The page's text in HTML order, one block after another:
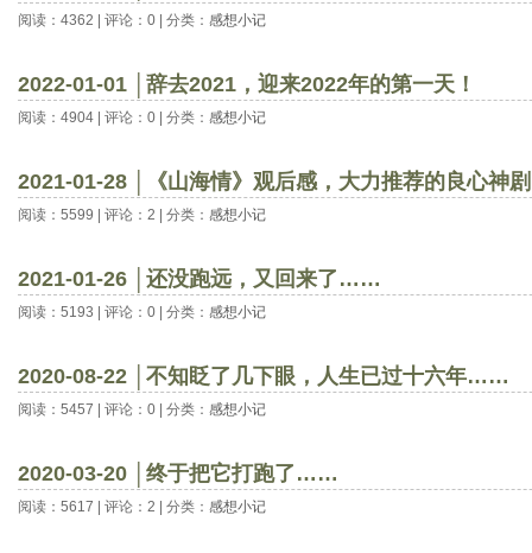
阅读：4362 | 评论：0 | 分类： 感想小记
2022-01-01 │辞去2021，迎来2022年的第一天！
阅读：4904 | 评论：0 | 分类： 感想小记
2021-01-28 │《山海情》观后感，大力推荐的良心神
阅读：5599 | 评论：2 | 分类： 感想小记
2021-01-26 │还没跑远，又回来了……
阅读：5193 | 评论：0 | 分类： 感想小记
2020-08-22 │不知眨了几下眼，人生已过十六年……
阅读：5457 | 评论：0 | 分类： 感想小记
2020-03-20 │终于把它打跑了……
阅读：5617 | 评论：2 | 分类： 感想小记